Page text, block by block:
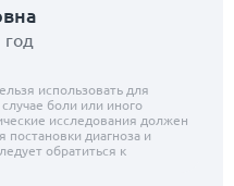
год
использовать для
боли или иного
исследования должен
постановки диагноза и
обратиться к